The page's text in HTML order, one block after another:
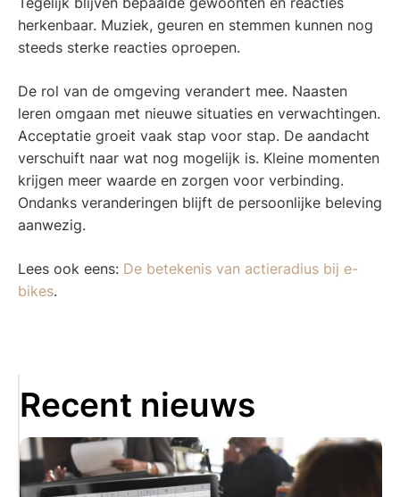
herkenbaar. Muziek, geuren en stemmen kunnen nog
steeds sterke reacties oproepen.
De rol van de omgeving verandert mee. Naasten
leren omgaan met nieuwe situaties en verwachtingen.
Acceptatie groeit vaak stap voor stap. De aandacht
verschuift naar wat nog mogelijk is. Kleine momenten
krijgen meer waarde en zorgen voor verbinding.
Ondanks veranderingen blijft de persoonlijke beleving
aanwezig.
Lees ook eens: De betekenis van actieradius bij e-
bikes.
Recent nieuws